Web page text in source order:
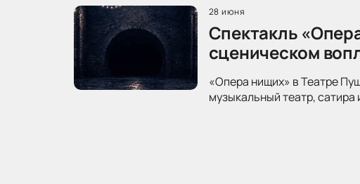
28 июня
Спектакль
сценическом
«Опера нищих» в Театре
музыкальный театр,